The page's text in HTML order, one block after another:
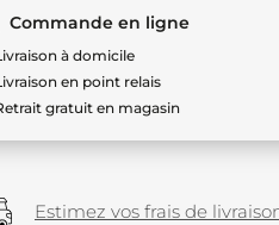
Commande en ligne
à domicile
en point relais
gratuit en magasin
Estimez vos frais de